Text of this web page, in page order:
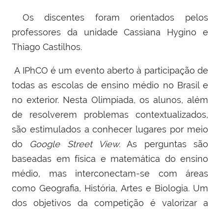
Os discentes foram orientados pelos
professores da unidade Cassiana Hygino e
Thiago Castilhos.
A IPhCO é um evento aberto à participação de
todas as escolas de ensino médio no Brasil e
no exterior. Nesta Olimpíada, os alunos, além
de resolverem problemas contextualizados,
são estimulados a conhecer lugares por meio
do Google Street View. As perguntas são
baseadas em física e matemática do ensino
médio, mas interconectam-se com áreas
como Geografia, História, Artes e Biologia. Um
dos objetivos da competição é valorizar a